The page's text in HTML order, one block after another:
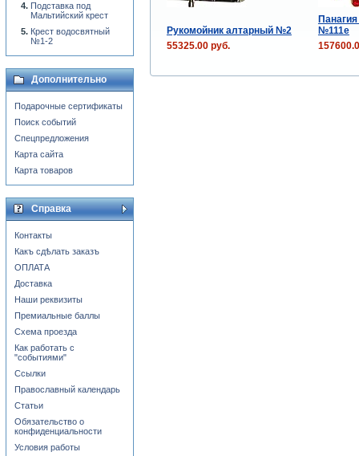
Рукомойник алтарный №2
№111e
55325.00 руб.
Подставка под
Мальтийский крест
Крест водосвятный
№1-2
Дополнительно
Подарочные сертификаты
Поиск событий
Спецпредложения
Карта сайта
Карта товаров
Справка
Контакты
Какъ сдѣлать заказъ
ОПЛАТА
Доставка
Наши реквизиты
Премиальные баллы
Схема проезда
Как работать с
"событиями"
Ссылки
Православный календарь
Статьи
Обязательство о
конфиденциальности
Условия работы